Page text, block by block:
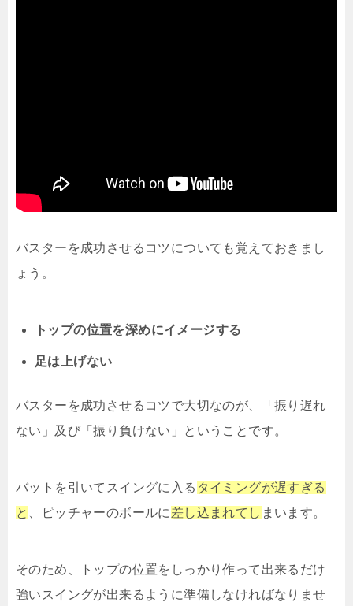
バスターを成功させるコツについても覚えておきまし
ょう。
トップの位置を深めにイメージする
足は上げない
バスターを成功させるコツで大切なのが、「振り遅れ
ない」及び「振り負けない」ということです。
バットを引いてスイングに入る タイミングが遅すぎる
と
、ピッチャーのボールに 差し込まれてし まいます。
そのため、トップの位置をしっかり作って出来るだけ
強いスイングが出来るように準備しなければなりませ